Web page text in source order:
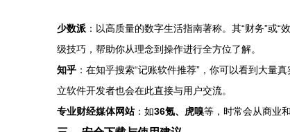
少数派 ：以高质量的数字生活指南著称。其“财务”或
级技巧，帮助你从理念到操作进行全方位了解。
知乎 ：在知乎搜索“记账软件推荐”，你可以看到大量
立软件开发者也会在此直接与用户交流。
专业财经媒体网站：如36氪、虎嗅等，时常会从商业